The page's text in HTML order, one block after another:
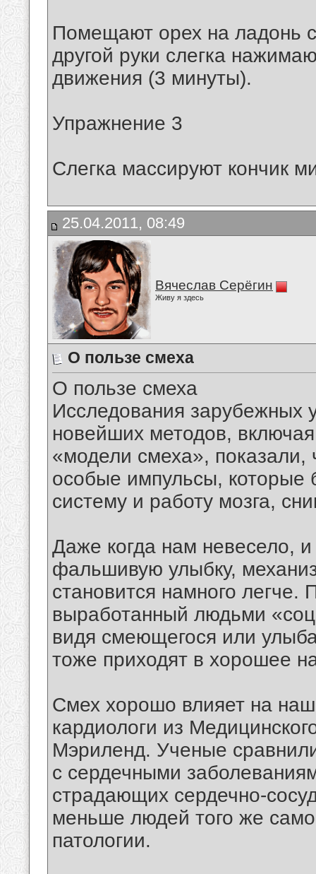
Помещают орех на ладонь
другой руки слегка
движения (3 минуты).
Упражнение 3
Слегка массируют кончик
25.04.2011, 08:49
Вячеслав Серёгин
Живу я здесь
О пользе смеха
О пользе смеха
Исследования
новейших методов,
«модели смеха»,
особые импульсы, которые
систему и работу мозга,
Даже когда нам невесело,
фальшивую улыбку,
становится намного
выработанный людьми
видя смеющегося или
тоже приходят в хорошее
Смех хорошо влияет на
кардиологи из
Мэриленд. Ученые
с сердечными
страдающих сердечно-
меньше людей того же
патологии.